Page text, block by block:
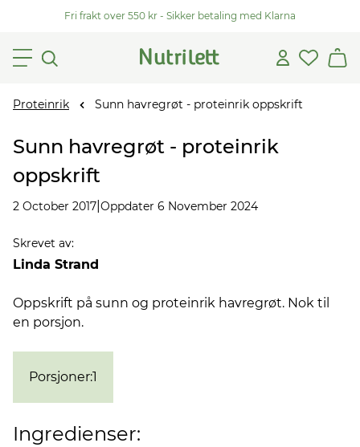
Fri frakt over 550 kr - Sikker betaling med Klarna
Proteinrik Sunn havregrøt - proteinrik oppskrift
Sunn havregrøt - proteinrik
oppskrift
2 October 2017 Oppdater 6 November 2024
Skrevet av:
Linda Strand
Oppskrift på sunn og proteinrik havregrøt. Nok til
en porsjon.
Porsjoner:1
Ingredienser: